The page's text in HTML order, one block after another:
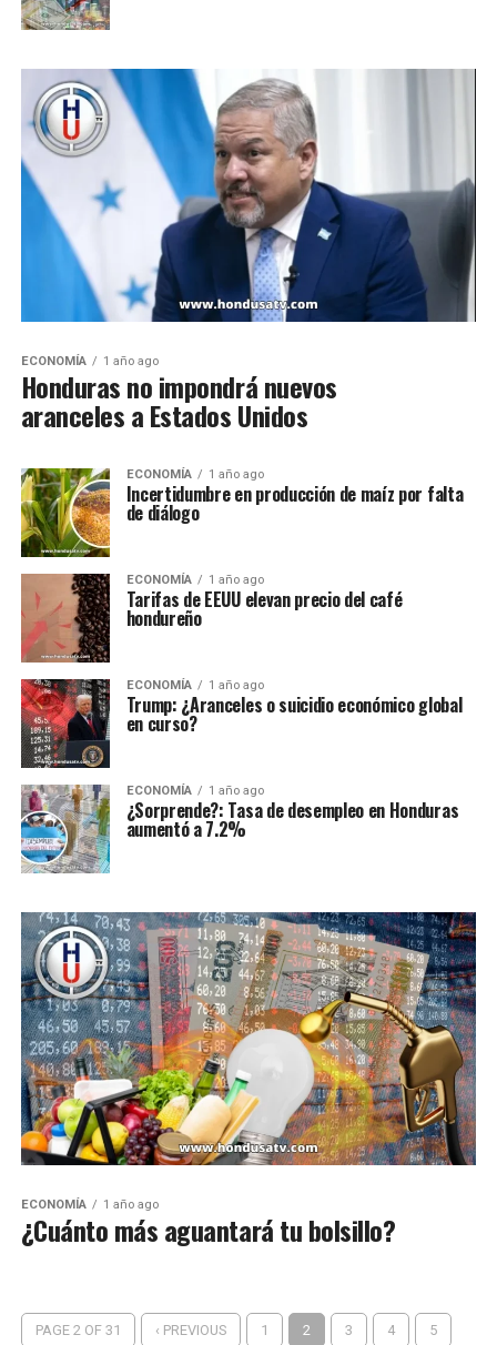
ECONOMÍA 1 año ago
Honduras no impondrá nuevos
aranceles a Estados Unidos
ECONOMÍA 1 año ago
Incertidumbre en producción de maíz por falta
de diálogo
ECONOMÍA 1 año ago
Tarifas de EEUU elevan precio del café
hondureño
ECONOMÍA 1 año ago
Trump: ¿Aranceles o suicidio económico global
en curso?
ECONOMÍA 1 año ago
¿Sorprende?: Tasa de desempleo en Honduras
aumentó a 7.2%
ECONOMÍA 1 año ago
¿Cuánto más aguantará tu bolsillo?
PAGE 2 OF 31 ‹ PREVIOUS 1 2 3 4 5